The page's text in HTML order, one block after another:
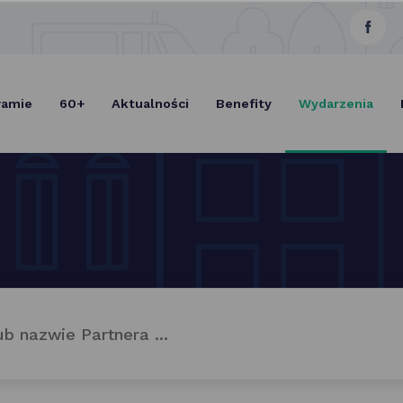
Selectlink
60+ Aktualności Benefity Wydarzenia